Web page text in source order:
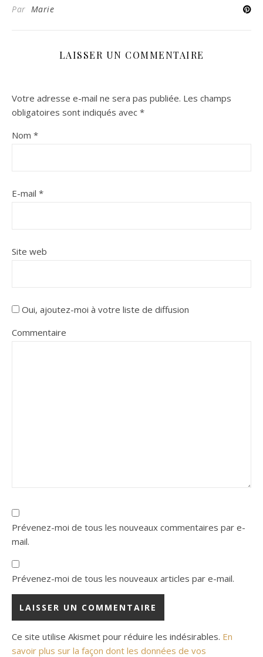
Par Marie
LAISSER UN COMMENTAIRE
Votre adresse e-mail ne sera pas publiée. Les champs
obligatoires sont indiqués avec *
Nom *
E-mail *
Site web
Oui, ajoutez-moi à votre liste de diffusion
Commentaire
Prévenez-moi de tous les nouveaux commentaires par e-
mail.
Prévenez-moi de tous les nouveaux articles par e-mail.
Ce site utilise Akismet pour réduire les indésirables. En
savoir plus sur la façon dont les données de vos